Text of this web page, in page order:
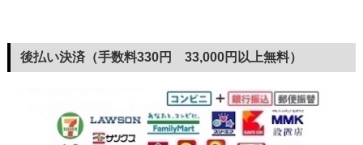
後払い決済（手数料330円 33,000円以上無料）